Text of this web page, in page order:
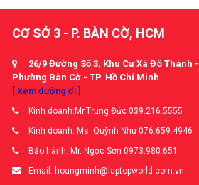
CƠ SỞ 3 - P. BÀN CỜ, HCM
26/9 Đường Số 3, Khu Cư Xá Đô Thành -
Phường Bàn Cờ - TP. Hồ Chí Minh
[ Xem đường đi ]
Kinh doanh:Mr.Trung Đức 039.216.5555
Kinh doanh: Ms. Quỳnh Như 076.659.4946
Bảo hành: Mr. Ngọc Sơn 0973.980.651
Email: hoangminh@laptopworld.com.vn